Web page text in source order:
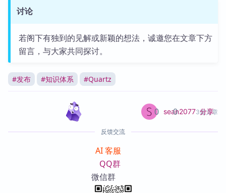
讨论
若阁下有独到的见解或新颖的想法，诚邀您在文章下方
留言，与大家共同探讨。
#发布 #知识体系 #Quartz
sean20773篇文章
0 0 分享
反馈交流
AI 客服
QQ群
微信群